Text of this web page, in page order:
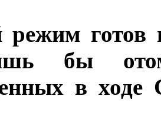
режим готов
бы
в